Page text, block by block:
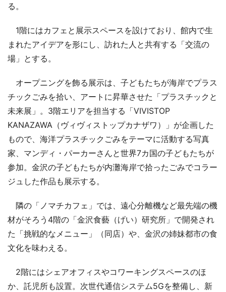
る。
1階にはカフェと展示スペースを設けており、館内で生
まれたアイデアを形にし、訪れた人と共有する「交流の
場」とする。
オープニングを飾る展示は、子どもたちが海岸でプラス
チックごみを拾い、アートに昇華させた「プラスチックと
未来展」。3階エリアを担当する「VIVISTOP
KANAZAWA（ヴィヴィストップカナザワ）」が企画した
もので、海洋プラスチックごみをテーマに活動する写真
家、マンディ・パーカーさんと世界7カ国の子どもたちが
参加。金沢の子どもたちが内灘海岸で拾ったごみでコラー
ジュした作品も展示する。
隣の「ノマチカフェ」では、遠心分離機など最先端の機
材がそろう4階の「金沢食藝（げい）研究所」で開発され
た「挑戦的なメニュー」（同店）や、金沢の姉妹都市の食
文化を味わえる。
2階にはシェアオフィスやコワーキングスペースのほ
か、託児所も設置。次世代通信システム5Gを整備し、新